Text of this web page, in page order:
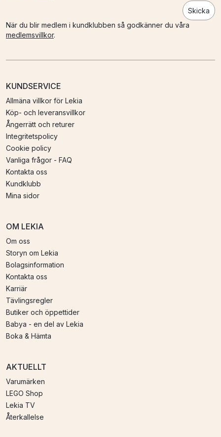
Skicka
När du blir medlem i kundklubben så godkänner du våra
medlemsvillkor.
KUNDSERVICE
Allmäna villkor för Lekia
Köp- och leveransvillkor
Ångerrätt och returer
Integritetspolicy
Cookie policy
Vanliga frågor - FAQ
Kontakta oss
Kundklubb
Mina sidor
OM LEKIA
Om oss
Storyn om Lekia
Bolagsinformation
Kontakta oss
Karriär
Tävlingsregler
Butiker och öppettider
Babya - en del av Lekia
Boka & Hämta
AKTUELLT
Varumärken
LEGO Shop
Lekia TV
Återkallelse